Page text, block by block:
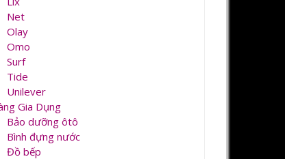
Net
Olay
Omo
Surf
Tide
Unilever
Gia Dụng
Bảo dưỡng ôtô
Bình đựng nước
Đồ bếp